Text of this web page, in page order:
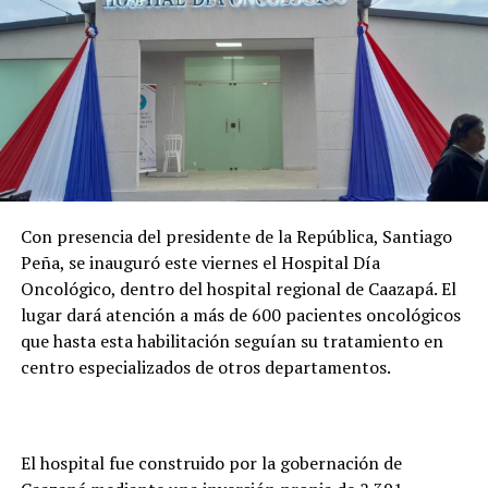
Con presencia del presidente de la República, Santiago
Peña, se inauguró este viernes el Hospital Día
Oncológico, dentro del hospital regional de Caazapá. El
lugar dará atención a más de 600 pacientes oncológicos
que hasta esta habilitación seguían su tratamiento en
centro especializados de otros departamentos.
El hospital fue construido por la gobernación de